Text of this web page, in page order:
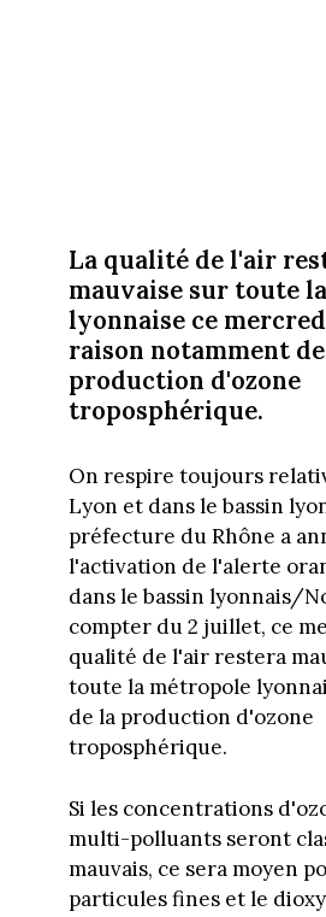
La qualité de l'air
mauvaise sur toute
lyonnaise ce
raison notamment
production d'ozone
troposphérique.
On respire toujours
Lyon et dans le bassin
préfecture du Rhône a
l'activation de l'alerte
dans le bassin lyonnais/
compter du 2 juillet, ce
qualité de l'air restera
toute la métropole
de la production d'ozone
troposphérique.
Si les concentrations
multi-polluants seront
mauvais, ce sera moyen
particules fines et le